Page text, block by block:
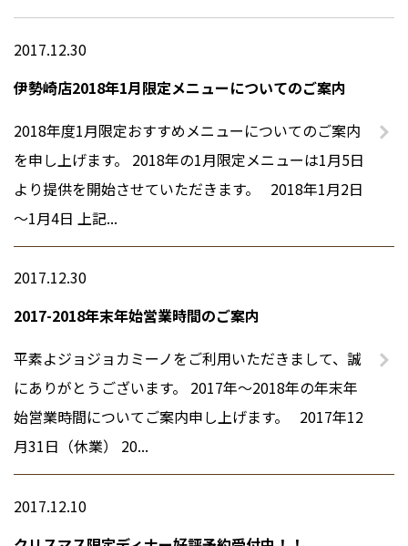
2017.12.30
伊勢崎店2018年1月限定メニューについてのご案内
2018年度1月限定おすすめメニューについてのご案内
を申し上げます。 2018年の1月限定メニューは1月5日
より提供を開始させていただきます。 2018年1月2日
～1月4日 上記...
2017.12.30
2017-2018年末年始営業時間のご案内
平素よジョジョカミーノをご利用いただきまして、誠
にありがとうございます。 2017年～2018年の年末年
始営業時間についてご案内申し上げます。 2017年12
月31日（休業） 20...
2017.12.10